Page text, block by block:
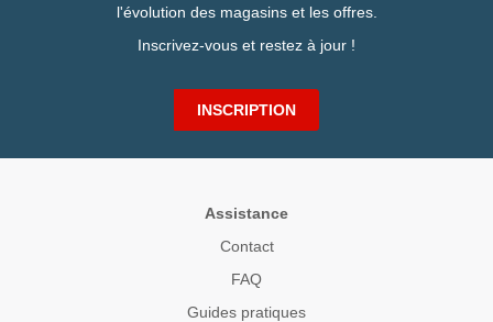
l'évolution des magasins et les offres.
Inscrivez-vous et restez à jour !
INSCRIPTION
Assistance
Contact
FAQ
Guides pratiques